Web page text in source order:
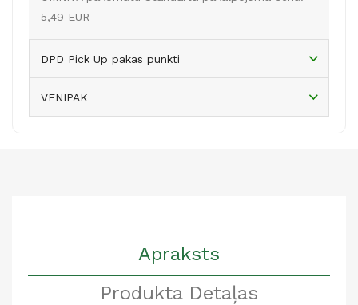
5,49 EUR
DPD Pick Up pakas punkti
VENIPAK
Apraksts
Produkta Detaļas